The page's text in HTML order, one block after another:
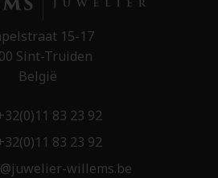
15-17
Sint-Truiden
België
83 23 92
83 23 92
willems.be